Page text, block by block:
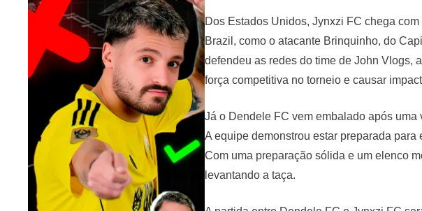
Dos Estados Unidos, Jynxzi FC chega
Brazil, como o atacante Brinquinho, do
defendeu as redes do time de John Vlogs,
força competitiva no torneio e causar
Já o Dendele FC vem embalado após
A equipe demonstrou estar preparada
Com uma preparação sólida e um elenco
levantando a taça.